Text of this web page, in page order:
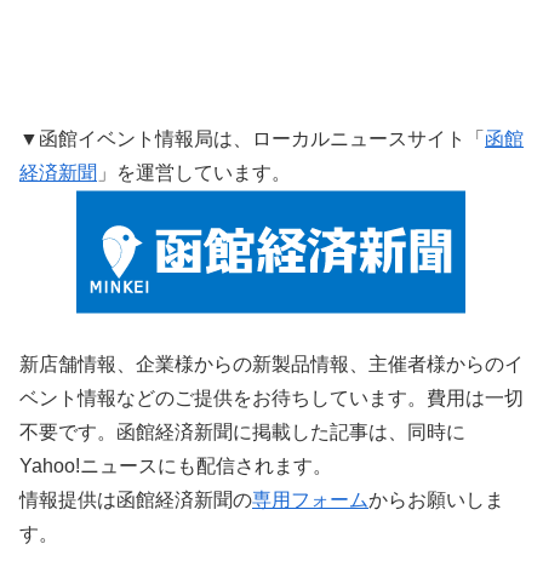
▼函館イベント情報局は、ローカルニュースサイト「 函館
経済新聞 」を運営しています。
新店舗情報、企業様からの新製品情報、主催者様からのイ
ベント情報などのご提供をお待ちしています。費用は一切
不要です。函館経済新聞に掲載した記事は、同時に
Yahoo!ニュースにも配信されます。
情報提供は函館経済新聞の専用フォームからお願いしま
す。